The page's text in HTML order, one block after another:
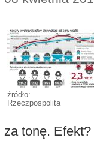
źródło:
Rzeczpospolita
za tonę.